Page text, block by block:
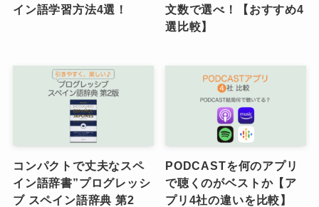
イン語学習方法4選！
文数で選べ！【おすすめ4
選比較】
コンパクトで丈夫なスペ
イン語辞書”プログレッシ
ブ スペイン語辞典 第2
PODCASTを何のアプリ
で聴くのがベストか【ア
プリ4社の違いを比較】